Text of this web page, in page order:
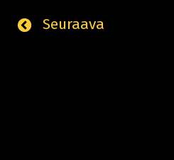
Seuraava